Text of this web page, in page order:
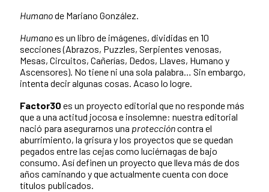
Humanode Mariano González.
Humanoes un libro de imágenes, divididas en 10
secciones (Abrazos, Puzzles, Serpientes venosas,
Mesas, Circuitos, Cañerías, Dedos, Llaves, Humano y
Ascensores). No tiene ni una sola palabra… Sin embargo,
intenta decir algunas cosas. Acaso lo logre.
Factor30 es un proyecto editorial que no responde más
que a una actitud jocosa e insolemne: nuestra editorial
nació para asegurarnos una proteccióncontra el
aburrimiento, la grisura y los proyectos que se quedan
pegados entre las cejas como luciérnagas de bajo
consumo. Así definen un proyecto que lleva más de dos
años caminando y que actualmente cuenta con doce
títulos publicados.